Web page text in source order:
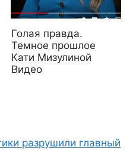
Голая правда.
Темное прошлое
Кати Мизулиной
Видео
разрушили главный